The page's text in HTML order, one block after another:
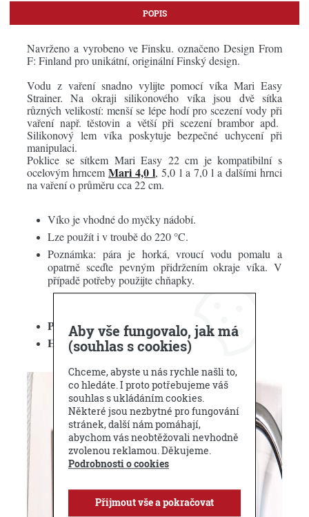
POPIS
Navrženo a vyrobeno ve Finsku. označeno Design From
F: Finland pro unikátní, originální Finský design.
Vodu z vaření snadno vylijte pomocí víka Mari Easy
Strainer. Na okraji silikonového víka jsou dvě sítka
různých velikostí: menší se lépe hodí pro scezení vody při
vaření např. těstovin a větší při scezení brambor apd.
Silikonový lem víka poskytuje bezpečné uchycení při
manipulaci.
Poklice se sítkem Mari Easy 22 cm je kompatibilní s
ocelovým hrncemMari 4,0 l, 5,0 l a 7,0 l a dalšími hrnci
na vaření o průměru cca 22 cm.
Víko je vhodné do myčky nádobí.
Lze použít i v troubě do 220 °C.
Poznámka: pára je horká, vroucí vodu pomalu a
opatrně sceďte pevným přidržením okraje víka. V
případě potřeby použijte chňapky.
Průměr :22 cm
Hmotnost :0,45 kg
Aby vše fungovalo, jak má
(souhlas s cookies)
Chceme, abyste u nás rychle našli to,
co hledáte. I proto potřebujeme váš
souhlas s ukládáním cookies.
Některé jsou nezbytné pro fungování
stránek, další nám pomáhají,
abychom vás neobtěžovali nevhodně
zvolenou reklamou. Děkujeme.
Podrobnosti o cookies
Přijmout vše a pokračovat